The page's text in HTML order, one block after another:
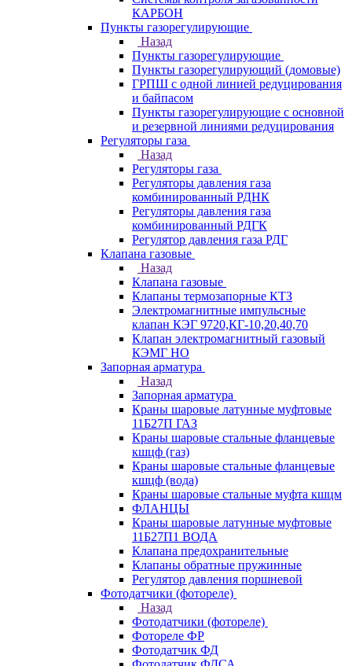
КАРБОН
Пункты газорегулирующие
Назад
Пункты газорегулирующие
Пункты газорегулирующий (домовые)
ГРПШ с одной линией редуцирования
и байпасом
Пункты газорегулирующие с основной
и резервной линиями редуцирования
Регуляторы газа
Назад
Регуляторы газа
Регуляторы давления газа
комбинированный РДНК
Регуляторы давления газа
комбинированный РДГК
Регулятор давления газа РДГ
Клапана газовые
Назад
Клапана газовые
Клапаны термозапорные КТЗ
Электромагнитные импульсные
клапан КЭГ 9720,КГ-10,20,40,70
Клапан электромагнитный газовый
КЭМГ НО
Запорная арматура
Назад
Запорная арматура
Краны шаровые латунные муфтовые
11Б27П ГАЗ
Краны шаровые стальные фланцевые
кшцф (газ)
Краны шаровые стальные фланцевые
кшцф (вода)
Краны шаровые стальные муфта кшцм
ФЛАНЦЫ
Краны шаровые латунные муфтовые
11Б27П1 ВОДА
Клапана предохранительные
Клапаны обратные пружинные
Регулятор давления поршневой
Фотодатчики (фотореле)
Назад
Фотодатчики (фотореле)
Фотореле ФР
Фотодатчик ФД